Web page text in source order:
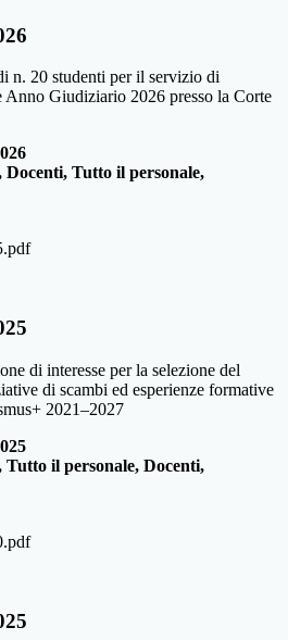
n. 20 studenti per il servizio di
Anno Giudiziario 2026 presso la Corte
Docenti, Tutto il personale,
di interesse per la selezione del
di scambi ed esperienze formative
2021–2027
Tutto il personale, Docenti,